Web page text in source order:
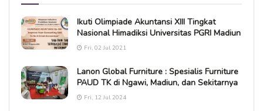
Ikuti Olimpiade Akuntansi XIII Tingkat
Nasional Himadiksi Universitas PGRI Madiun
Fri, 02 Jul 2021
Lanon Global Furniture : Spesialis Furniture
PAUD TK di Ngawi, Madiun, dan Sekitarnya
Fri, 12 Jul 2024